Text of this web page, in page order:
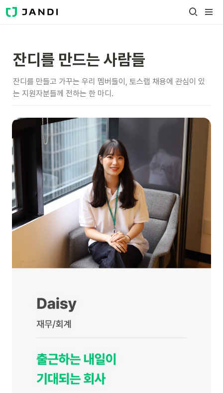
잔디를 만드는 사람들
잔디를 만들고 가꾸는 우리 멤버들이, 토스랩 채용에 관심이 있
는 지원자분들께 전하는 한 마디.